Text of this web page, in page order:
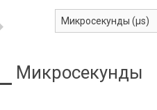
Микросекунды